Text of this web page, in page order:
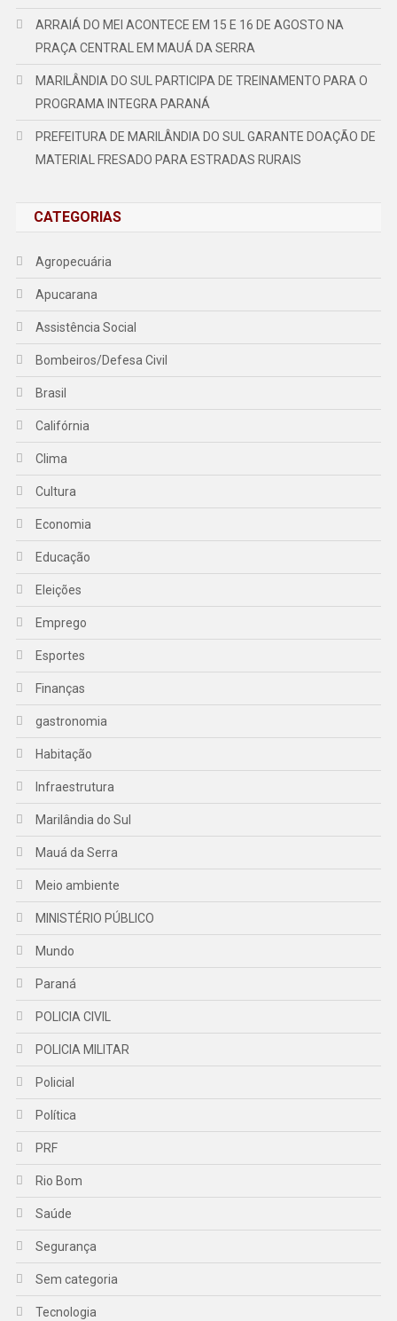
ARRAIÁ DO MEI ACONTECE EM 15 E 16 DE AGOSTO NA
PRAÇA CENTRAL EM MAUÁ DA SERRA
MARILÂNDIA DO SUL PARTICIPA DE TREINAMENTO PARA O
PROGRAMA INTEGRA PARANÁ
PREFEITURA DE MARILÂNDIA DO SUL GARANTE DOAÇÃO DE
MATERIAL FRESADO PARA ESTRADAS RURAIS
CATEGORIAS
Agropecuária
Apucarana
Assistência Social
Bombeiros/Defesa Civil
Brasil
Califórnia
Clima
Cultura
Economia
Educação
Eleições
Emprego
Esportes
Finanças
gastronomia
Habitação
Infraestrutura
Marilândia do Sul
Mauá da Serra
Meio ambiente
MINISTÉRIO PÚBLICO
Mundo
Paraná
POLICIA CIVIL
POLICIA MILITAR
Policial
Política
PRF
Rio Bom
Saúde
Segurança
Sem categoria
Tecnologia